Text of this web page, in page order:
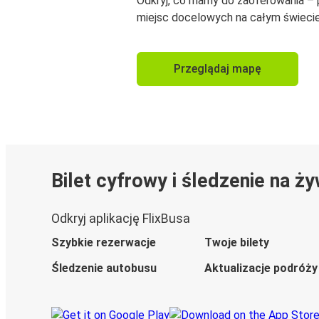
miejsc docelowych na całym
Przeglądaj mapę
Bilet cyfrowy i śledzenie na
Odkryj aplikację FlixBusa
Szybkie rezerwacje
Twoje bilety
Śledzenie autobusu
Aktualizacje podróży